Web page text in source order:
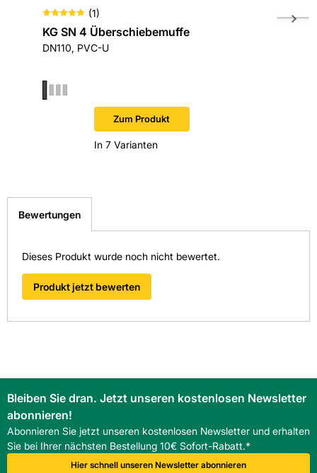
(1)
KG SN 4 Überschiebemuffe
DN110, PVC-U
Zum Produkt
In 7 Varianten
Bewertungen
Dieses Produkt wurde noch nicht bewertet.
Produkt jetzt bewerten
Bleiben Sie dran. Jetzt unseren kostenlosen Newsletter
abonnieren!
Abonnieren Sie jetzt unseren kostenlosen Newsletter und erhalten
Sie bei Ihrer nächsten Bestellung 10€ Sofort-Rabatt.*
Hier schnell unseren Newsletter abonnieren